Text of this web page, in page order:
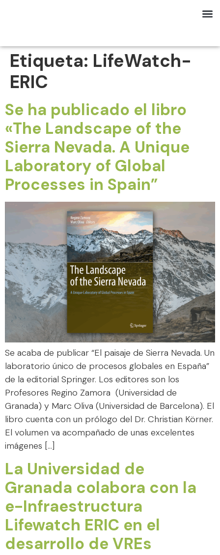
Etiqueta: LifeWatch-
ERIC
Se ha publicado el libro
«The Landscape of the
Sierra Nevada. A Unique
Laboratory of Global
Processes in Spain”
Se acaba de publicar “El paisaje de Sierra Nevada. Un
laboratorio único de procesos globales en España”
de la editorial Springer. Los editores son los
Profesores Regino Zamora (Universidad de
Granada) y Marc Oliva (Universidad de Barcelona). El
libro cuenta con un prólogo del Dr. Christian Körner.
El volumen va acompañado de unas excelentes
imágenes […]
La Universidad de
Granada colabora con la
e-Infraestructura
Lifewatch ERIC en el
desarrollo de VREs